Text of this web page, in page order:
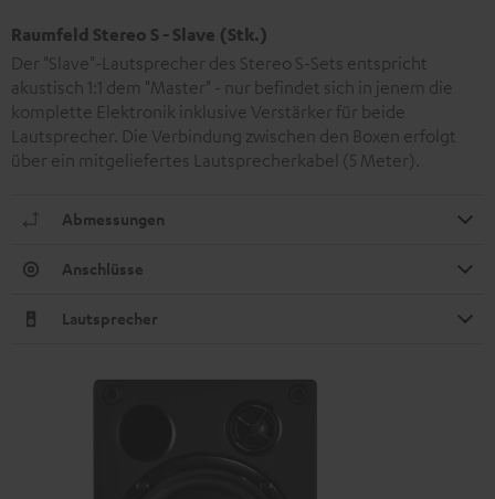
Raumfeld Stereo S - Slave (Stk.)
Der "Slave"-Lautsprecher des Stereo S-Sets entspricht
akustisch 1:1 dem "Master" - nur befindet sich in jenem die
komplette Elektronik inklusive Verstärker für beide
Lautsprecher. Die Verbindung zwischen den Boxen erfolgt
über ein mitgeliefertes Lautsprecherkabel (5 Meter).
Abmessungen
Anschlüsse
Lautsprecher